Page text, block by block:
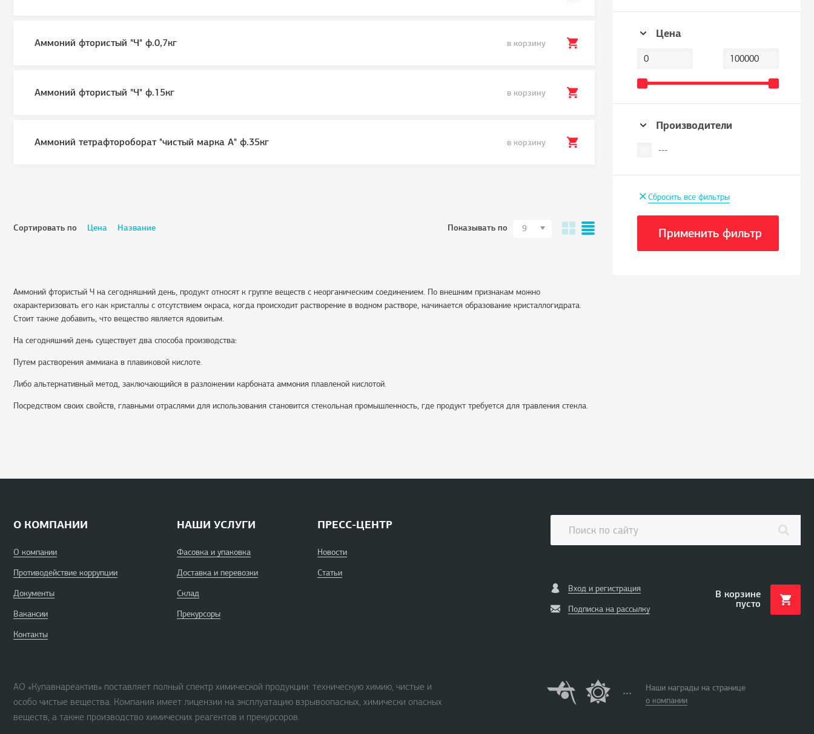
Аммоний фтористый "Ч" ф.0,7кг в корзину
Аммоний фтористый "Ч" ф.15кг в корзину
Аммоний тетрафтороборат "чистый марка А" ф.35кг в корзину
Сортировать по Цена Название Показывать по 9
Аммоний фтористый Ч на сегодняшний день, продукт относят к группе веществ с неорганическим соединением. По внешним признакам можно
охарактеризовать его как кристаллы с отсутствием окраса, когда происходит растворение в водном растворе, начинается образование кристаллогидрата.
Стоит также добавить, что вещество является ядовитым.
На сегодняшний день существует два способа производства:
Путем растворения аммиака в плавиковой кислоте.
Либо альтернативный метод, заключающийся в разложении карбоната аммония плавленой кислотой.
Посредством своих свойств, главными отраслями для использования становится стекольная промышленность, где продукт требуется для травления стекла.
Цена
Производители
---
+Сбросить все фильтры
Применить фильтр
О КОМПАНИИ
О компании
Противодействие коррупции
Документы
Вакансии
Контакты
НАШИ УСЛУГИ
Фасовка и упаковка
Доставка и перевозки
Склад
Прекурсоры
ПРЕСС-ЦЕНТР
Новости
Статьи
Вход и регистрация
Подписка на рассылку
В корзине
пусто
АО «Купавнареактив» поставляет полный спектр химической продукции: техническую химию, чистые и
особо чистые вещества. Компания имеет лицензии на эксплуатацию взрывоопасных, химически опасных
веществ, а также производство химических реагентов и прекурсоров.
Наши награды на странице
о компании